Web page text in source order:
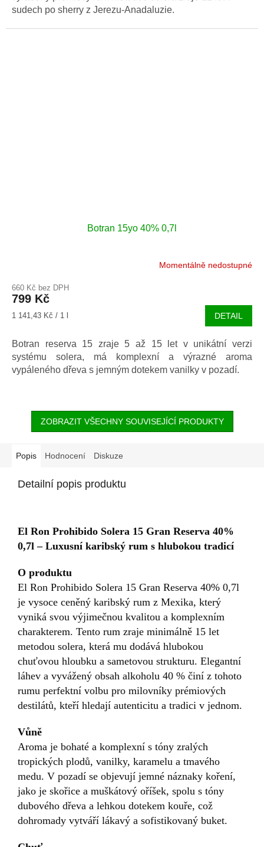
sudech po sherry z Jerezu-Anadaluzie.
Botran 15yo 40% 0,7l
Momentálně nedostupné
660 Kč bez DPH
799 Kč
Měrná
1 141,43 Kč / 1 l DETAIL
Botran reserva 15 zraje 5 až 15 let v unikátní verzi
systému solera, má komplexní a výrazné aroma
vypáleného dřeva s jemným dotekem vanilky v pozadí.
ZOBRAZIT VŠECHNY SOUVISEJÍCÍ PRODUKTY
Popis Hodnocení Diskuze
Detailní popis produktu
El Ron Prohibido Solera 15 Gran Reserva 40%
0,7l – Luxusní karibský rum s hlubokou tradicí
O produktu
El Ron Prohibido Solera 15 Gran Reserva 40% 0,7l
je vysoce ceněný karibský rum z Mexika, který
vyniká svou výjimečnou kvalitou a komplexním
charakterem. Tento rum zraje minimálně 15 let
metodou solera, která mu dodává hlubokou
chuťovou hloubku a sametovou strukturu. Elegantní
láhev a vyvážený obsah alkoholu 40 % činí z tohoto
rumu perfektní volbu pro milovníky prémiových
destilátů, kteří hledají autenticitu a tradici v jednom.
Vůně
Aroma je bohaté a komplexní s tóny zralých
tropických plodů, vanilky, karamelu a tmavého
medu. V pozadí se objevují jemné náznaky koření,
jako je skořice a muškátový oříšek, spolu s tóny
dubového dřeva a lehkou dotekem kouře, což
dohromady vytváří lákavý a sofistikovaný buket.